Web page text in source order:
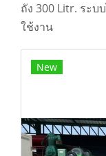
ถัง 300 Litr. ระบ
ใช้งาน
New